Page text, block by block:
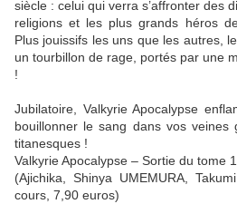
siècle : celui qui verra s’affronter des
religions et les plus grands héros de
Plus jouissifs les uns que les autres,
un tourbillon de rage, portés par une
!
Jubilatoire, Valkyrie Apocalypse
bouillonner le sang dans vos veines
titanesques !
Valkyrie Apocalypse – Sortie du tome
(Ajichika, Shinya UMEMURA,
cours, 7,90 euros)